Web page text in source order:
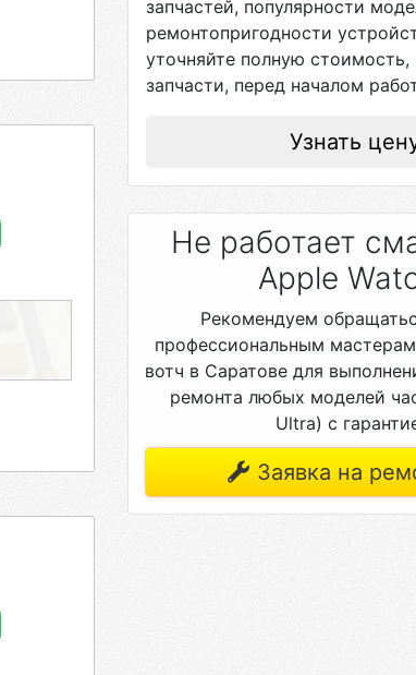
запчастей, популярности
ремонтопригодности
уточняйте полную стоимость,
запчасти, перед началом
Узнать
Не работает
Apple
Рекомендуем
профессиональным
вотч в Саратове для
ремонта любых моделей
Ultra) с
Заявка на